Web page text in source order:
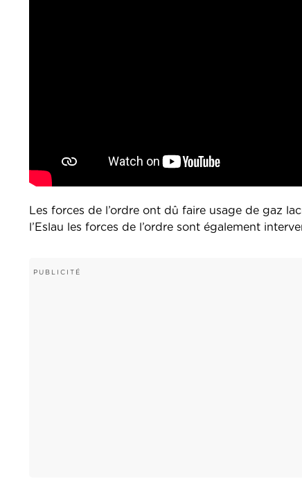
Les forces de l’ordre ont dû faire usage de gaz
l’Eslau les forces de l’ordre sont également